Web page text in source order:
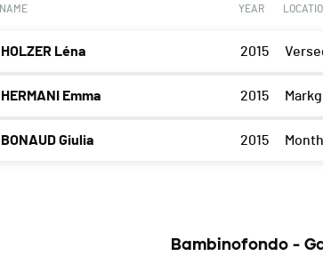
NAME YEAR
HOLZER Léna 2015
HERMANI Emma 2015
BONAUD Giulia 2015
Bambinofondo -